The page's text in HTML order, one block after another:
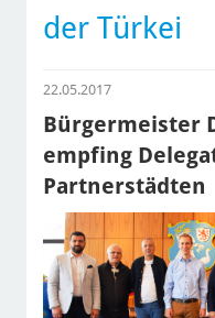
der Türkei
22.05.2017
Bürgermeister
empfing
Partnerstädten